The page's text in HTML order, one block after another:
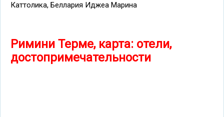
Каттолика, Беллария Иджеа Марина
Римини Терме, карта: отели,
достопримечательности